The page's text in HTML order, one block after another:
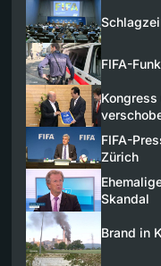
FIFA-
FIFA-
Zürich
Skandal
Brand in